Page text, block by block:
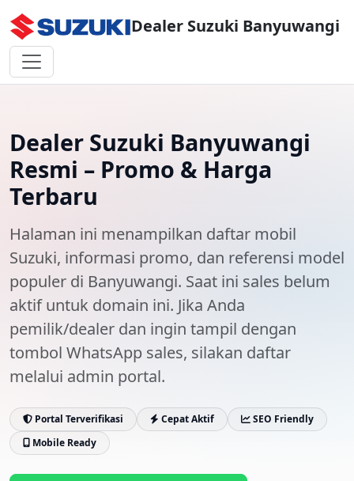
Dealer Suzuki Banyuwangi
Dealer Suzuki Banyuwangi
Resmi – Promo & Harga
Terbaru
Halaman ini menampilkan daftar mobil
Suzuki, informasi promo, dan referensi model
populer di Banyuwangi. Saat ini sales belum
aktifuntuk domain ini. Jika Anda
pemilik/dealer dan ingin tampil dengan
tombol WhatsApp sales, silakan daftar
melalui admin portal.
Portal Terverifikasi Cepat Aktif
SEO Friendly
Mobile Ready